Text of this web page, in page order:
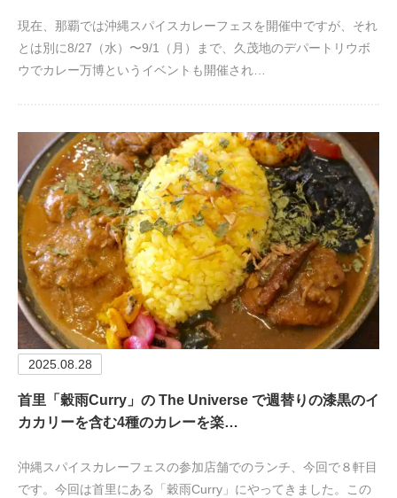
現在、那覇では沖縄スパイスカレーフェスを開催中ですが、それ
とは別に8/27（水）〜9/1（月）まで、久茂地のデパートリウボ
ウでカレー万博というイベントも開催され…
2025.08.28
首里「穀雨Curry」の The Universe で週替りの漆黒のイ
カカリーを含む4種のカレーを楽…
沖縄スパイスカレーフェスの参加店舗でのランチ、今回で８軒目
です。今回は首里にある「穀雨Curry」にやってきました。この